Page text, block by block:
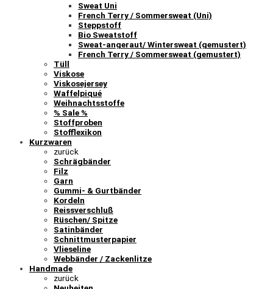
Sweat Uni
French Terry / Sommersweat (Uni)
Steppstoff
Bio Sweatstoff
Sweat-angeraut/ Wintersweat (gemustert)
French Terry / Sommersweat (gemustert)
Tüll
Viskose
Viskosejersey
Waffelpiqué
Weihnachtsstoffe
% Sale %
Stoffproben
Stofflexikon
Kurzwaren
zurück
Schrägbänder
Filz
Garn
Gummi- & Gurtbänder
Kordeln
Reissverschluß
Rüschen/ Spitze
Satinbänder
Schnittmusterpapier
Vlieseline
Webbänder / Zackenlitze
Handmade
zurück